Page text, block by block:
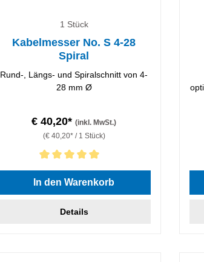
1 Stück
Kabelmesser No. S 4-28
Spiral
Rund-, Längs- und Spiralschnitt von 4-
28 mm Ø
€ 40,20*(inkl. MwSt.)
(€ 40,20* / 1 Stück)
Bewertung von 5 von 5 Sternen
In den Warenkorb
Details